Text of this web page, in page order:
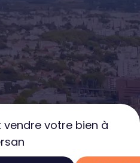
vendre votre bien à